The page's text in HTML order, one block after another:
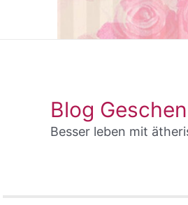
Blog
Besser leben mit